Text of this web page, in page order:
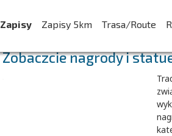
Zapisy Zapisy 5km Trasa/Route
AKTUALNOŚCI:
Zobaczcie nagrody i